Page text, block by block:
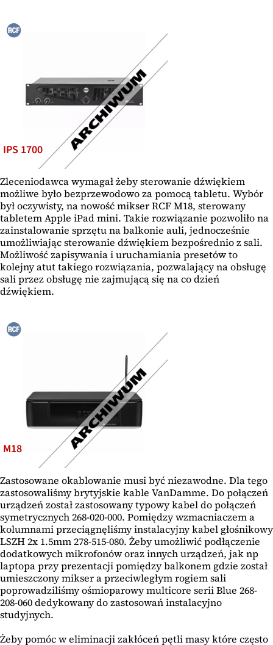
IPS 1700
Zleceniodawca wymagał żeby sterowanie dźwiękiem
możliwe było bezprzewodowo za pomocą tabletu. Wybór
był oczywisty, na nowość mikser RCF M18, sterowany
tabletem Apple iPad mini. Takie rozwiązanie pozwoliło na
zainstalowanie sprzętu na balkonie auli, jednocześnie
umożliwiając sterowanie dźwiękiem bezpośrednio z sali.
Możliwość zapisywania i uruchamiania presetów to
kolejny atut takiego rozwiązania, pozwalający na obsługę
sali przez obsługę nie zajmującą się na co dzień
dźwiękiem.
M18
Zastosowane okablowanie musi być niezawodne. Dla tego
zastosowaliśmy brytyjskie kable VanDamme. Do połączeń
urządzeń został zastosowany typowy kabel do połączeń
symetrycznych 268-020-000. Pomiędzy wzmacniaczem a
kolumnami przeciągnęliśmy instalacyjny kabel głośnikowy
LSZH 2x 1.5mm 278-515-080. Żeby umożliwić podłączenie
dodatkowych mikrofonów oraz innych urządzeń, jak np
laptopa przy prezentacji pomiędzy balkonem gdzie został
umieszczony mikser a przeciwległym rogiem sali
poprowadziliśmy ośmioparowy multicore serii Blue 268-
208-060 dedykowany do zastosowań instalacyjno
studyjnych.
Żeby pomóc w eliminacji zakłóceń pętli masy które często